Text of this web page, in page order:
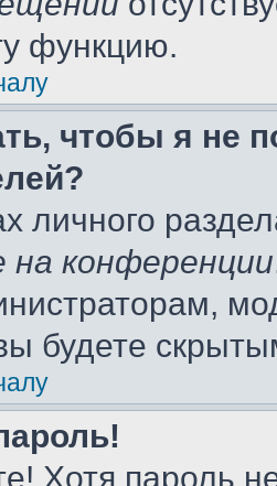
функцию.
чтобы я не
личного
на конференции
будете
Хотя пароль